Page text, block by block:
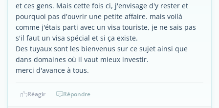
et ces gens. Mais cette fois ci, j'envisage d'y rester et
pourquoi pas d'ouvrir une petite affaire. mais voilà
comme j'étais parti avec un visa touriste, je ne sais pas
s'il faut un visa spécial et si ça existe.
Des tuyaux sont les bienvenus sur ce sujet ainsi que
dans domaines où il vaut mieux investir.
merci d'avance à tous.
Réagir Répondre